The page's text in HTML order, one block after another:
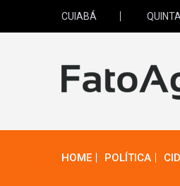
CUIABÁ
HOME POLÍTICA